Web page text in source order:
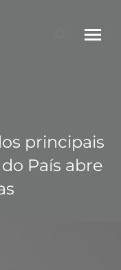
Search:
principais
País abre